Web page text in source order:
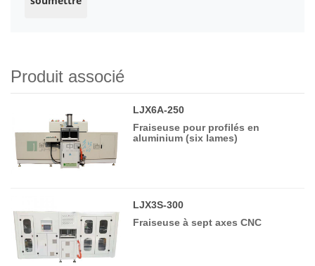
Produit associé
LJX6A-250
Fraiseuse pour profilés en
aluminium (six lames)
LJX3S-300
Fraiseuse à sept axes CNC